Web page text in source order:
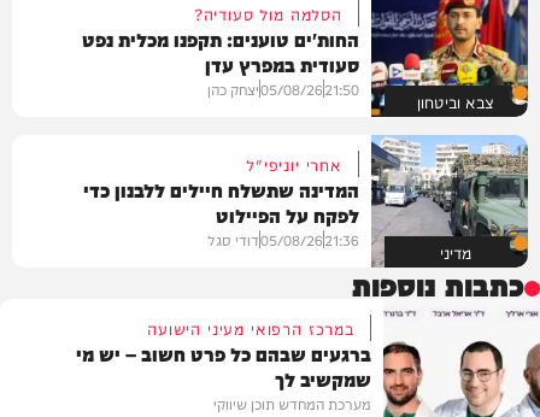
צבא וביטחון
הסלמה מול סעודיה?
החות'ים טוענים: תקפנו מכלית נפט
סעודית במפרץ עדן
21:50
05/08/26יצחק כהן
מדיני
אחרי יוניפי"ל
המדינה שתשלח חיילים ללבנון כדי
לפקח על הפיילוט
21:36
05/08/26דודי סגל
כתבות נוספות
במרכז הרפואי מעיני הישועה
ברגעים שבהם כל פרט חשוב – יש מי
שמקשיב לך
מערכת המחדש תוכן שיווקי